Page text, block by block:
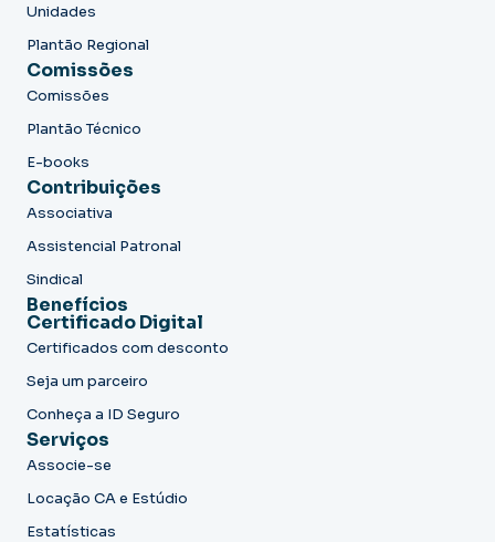
Unidades
Plantão Regional
Comissões
Comissões
Plantão Técnico
E-books
Contribuições
Associativa
Assistencial Patronal
Sindical
Benefícios
Certificado Digital
Certificados com desconto
Seja um parceiro
Conheça a ID Seguro
Serviços
Associe-se
Locação CA e Estúdio
Estatísticas